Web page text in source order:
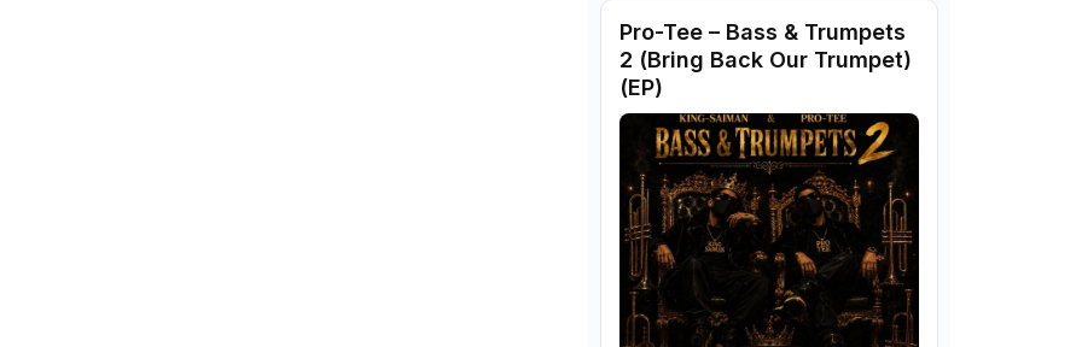
Pro-Tee – Bass & Trumpets
2 (Bring Back Our Trumpet)
(EP)